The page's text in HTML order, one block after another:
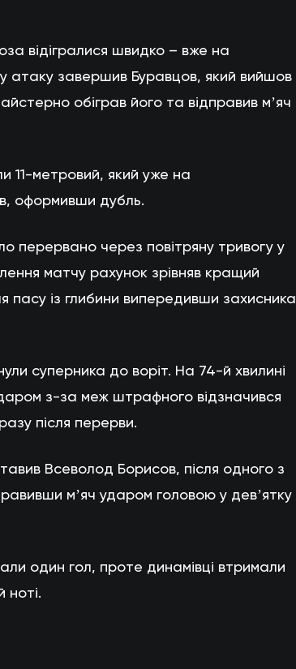
відігралися швидко – вже на
атаку завершив Буравцов, який вийшов
обіграв його та відправив мʼяч
11-метровий, який уже на
оформивши дубль.
перервано через повітряну тривогу у
матчу рахунок зрівняв кращий
пасу із глибини випередивши захисника
суперника до воріт. На 74-й хвилині
з-за меж штрафного відзначився
після перерви.
Всеволод Борисов, після одного з
мʼяч ударом головою у девʼятку
один гол, проте динамівці втримали